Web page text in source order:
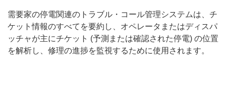
需要家の停電関連のトラブル・コール管理システムは、チ
ケット情報のすべてを要約し、オペレータまたはディスパ
ッチャが主にチケット (予測または確認された停電) の位置
を解析し、修理の進捗を監視するために使用されます。